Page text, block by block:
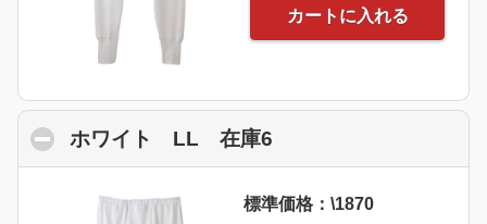
カートに入れる
ホワイト LL 在庫6
標準価格：\1870